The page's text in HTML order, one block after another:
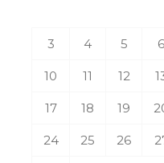
3 4 5 6
10 11 12
17 18 19
24 25 26